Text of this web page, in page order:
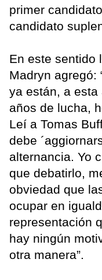
primer
candidato
En este sentido
Madryn agregó:
ya están, a esta
años de lucha,
Leí a Tomas
debe
alternancia. Yo
que debatirlo,
obviedad que
ocupar en
representación
hay ningún
otra manera”.